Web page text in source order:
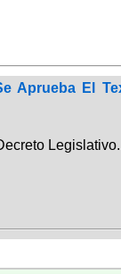
Aprueba El
Legislativo.